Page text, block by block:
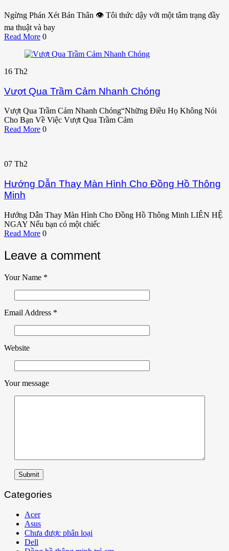
Ngừng Phán Xét Bản Thân 👁️ Tôi thức dậy với một tâm trạng đầy
ma thuật và bay
Read More 0
16 Th2
Vượt Qua Trầm Cảm Nhanh Chóng
Vượt Qua Trầm Cảm Nhanh Chóng“Những Điều Họ Không Nói
Cho Bạn Về Việc Vượt Qua Trầm Cảm
Read More 0
07 Th2
Hướng Dẫn Thay Màn Hình Cho Đồng Hồ Thông
Minh
Hướng Dẫn Thay Màn Hình Cho Đồng Hồ Thông Minh LIÊN HỆ
NGAY Nếu bạn có một chiếc
Read More 0
Leave a comment
Your Name *
Email Address *
Website
Your message
Submit
Categories
Acer
Asus
Chưa được phân loại
Dell